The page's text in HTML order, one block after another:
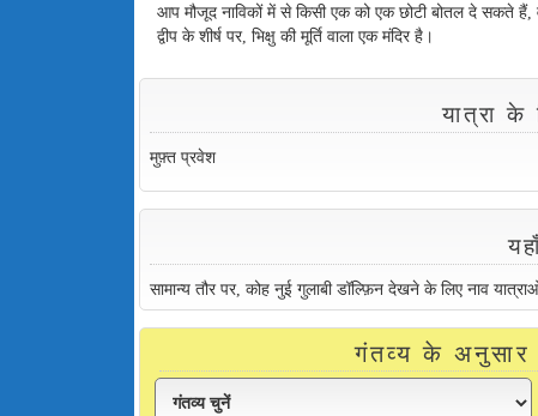
आप मौजूद नाविकों में से किसी एक को एक छोटी बोतल दे सकते
द्वीप के शीर्ष पर, भिक्षु की मूर्ति वाला एक मंदिर है।
यात्रा के
मुफ़्त प्रवेश
सामान्य तौर पर, कोह नुई गुलाबी डॉल्फ़िन देखने के लिए नाव
गंतव्य के अनुसार